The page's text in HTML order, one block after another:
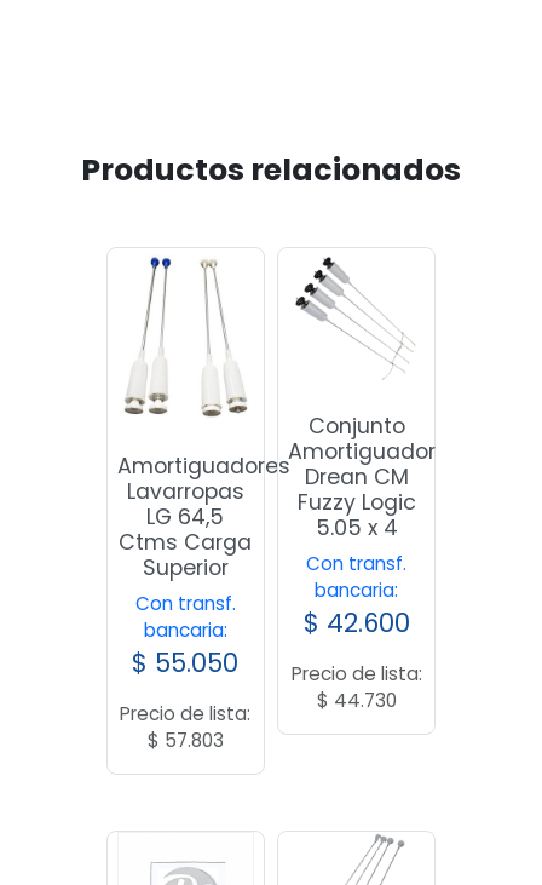
Productos relacionados
Amortiguadores
Lavarropas
LG 64,5
Ctms Carga
Superior
Con transf.
bancaria:
$ 55.050
Precio de lista:
$ 57.803
Conjunto
Amortiguador
Drean CM
Fuzzy Logic
5.05 x 4
Con transf.
bancaria:
$ 42.600
Precio de lista:
$ 44.730